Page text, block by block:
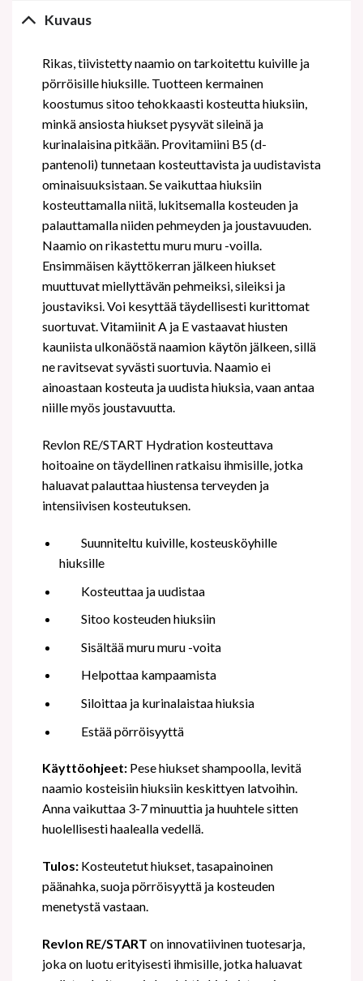
Kuvaus
Rikas, tiivistetty naamio on tarkoitettu kuiville ja
pörröisille hiuksille. Tuotteen kermainen
koostumus sitoo tehokkaasti kosteutta hiuksiin,
minkä ansiosta hiukset pysyvät sileinä ja
kurinalaisina pitkään. Provitamiini B5 (d-
pantenoli) tunnetaan kosteuttavista ja uudistavista
ominaisuuksistaan. Se vaikuttaa hiuksiin
kosteuttamalla niitä, lukitsemalla kosteuden ja
palauttamalla niiden pehmeyden ja joustavuuden.
Naamio on rikastettu muru muru -voilla.
Ensimmäisen käyttökerran jälkeen hiukset
muuttuvat miellyttävän pehmeiksi, sileiksi ja
joustaviksi. Voi kesyttää täydellisesti kurittomat
suortuvat. Vitamiinit A ja E vastaavat hiusten
kauniista ulkonäöstä naamion käytön jälkeen, sillä
ne ravitsevat syvästi suortuvia. Naamio ei
ainoastaan kosteuta ja uudista hiuksia, vaan antaa
niille myös joustavuutta.
Revlon RE/START Hydration kosteuttava
hoitoaine on täydellinen ratkaisu ihmisille, jotka
haluavat palauttaa hiustensa terveyden ja
intensiivisen kosteutuksen.
Suunniteltu kuiville, kosteusköyhille
hiuksille
Kosteuttaa ja uudistaa
Sitoo kosteuden hiuksiin
Sisältää muru muru -voita
Helpottaa kampaamista
Siloittaa ja kurinalaistaa hiuksia
Estää pörröisyyttä
Käyttöohjeet: Pese hiukset shampoolla, levitä
naamio kosteisiin hiuksiin keskittyen latvoihin.
Anna vaikuttaa 3-7 minuuttia ja huuhtele sitten
huolellisesti haalealla vedellä.
Tulos: Kosteutetut hiukset, tasapainoinen
päänahka, suoja pörröisyyttä ja kosteuden
menetystä vastaan.
Revlon RE/START on innovatiivinen tuotesarja,
joka on luotu erityisesti ihmisille, jotka haluavat